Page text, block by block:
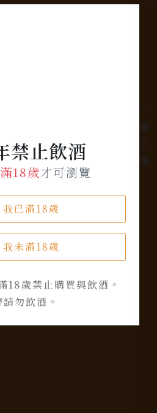
禁止飲酒
滿18歲才可瀏覽
我已滿18歲
我未滿18歲
18歲禁止購買與飲酒。
勿飲酒。
各式酒類的店家，為您提供優
不論您是熱愛品味經典的威士
葡萄酒，我們都有廣泛的選
喜好。